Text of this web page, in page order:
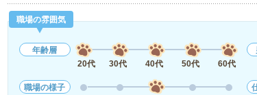
職場の雰囲気
年齢層
20代
30代 40代 50代 60代
職場の様子